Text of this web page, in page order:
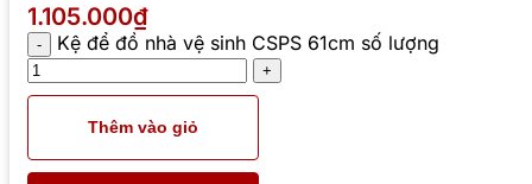
1.105.000₫
Kệ để đồ nhà vệ sinh CSPS 61cm số lượng
Thêm vào giỏ